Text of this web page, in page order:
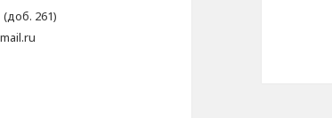
(доб. 261)